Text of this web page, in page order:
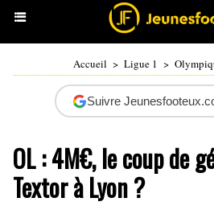
Accueil > Ligue 1 >
Suivre
OL : 4M€, le coup de
Textor à Lyon ?